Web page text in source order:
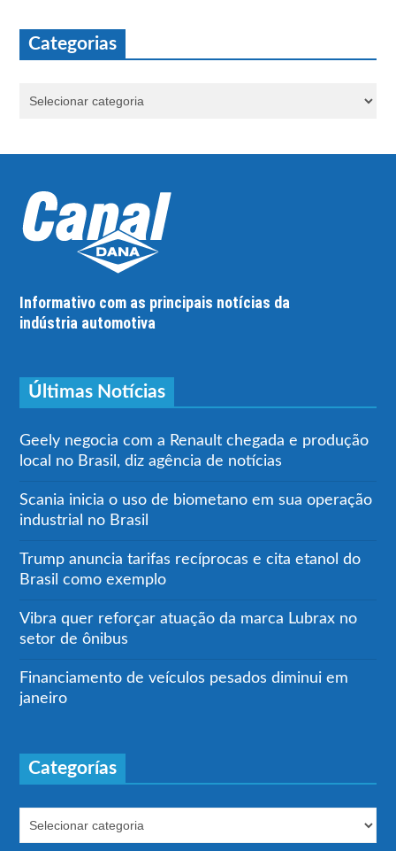
Categorias
Informativo com as principais notícias da
indústria automotiva
Últimas Notícias
Geely negocia com a Renault chegada e produção
local no Brasil, diz agência de notícias
Scania inicia o uso de biometano em sua operação
industrial no Brasil
Trump anuncia tarifas recíprocas e cita etanol do
Brasil como exemplo
Vibra quer reforçar atuação da marca Lubrax no
setor de ônibus
Financiamento de veículos pesados diminui em
janeiro
Categorías